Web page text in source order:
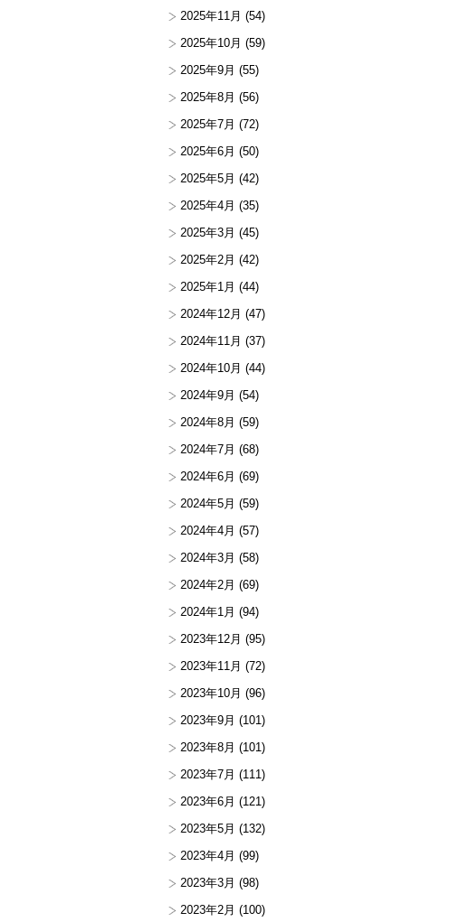
2025年11月 (54)
2025年10月 (59)
2025年9月 (55)
2025年8月 (56)
2025年7月 (72)
2025年6月 (50)
2025年5月 (42)
2025年4月 (35)
2025年3月 (45)
2025年2月 (42)
2025年1月 (44)
2024年12月 (47)
2024年11月 (37)
2024年10月 (44)
2024年9月 (54)
2024年8月 (59)
2024年7月 (68)
2024年6月 (69)
2024年5月 (59)
2024年4月 (57)
2024年3月 (58)
2024年2月 (69)
2024年1月 (94)
2023年12月 (95)
2023年11月 (72)
2023年10月 (96)
2023年9月 (101)
2023年8月 (101)
2023年7月 (111)
2023年6月 (121)
2023年5月 (132)
2023年4月 (99)
2023年3月 (98)
2023年2月 (100)